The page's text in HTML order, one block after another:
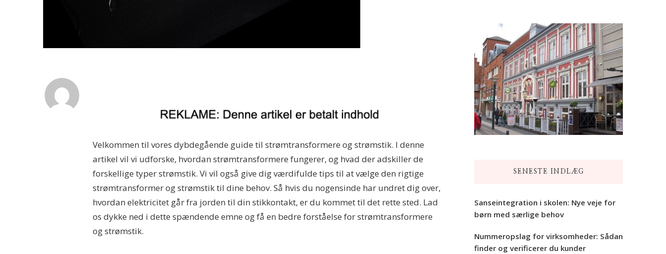
Velkommen til vores dybdegående guide til strømtransformere og strømstik. I denne
artikel vil vi udforske, hvordan strømtransformere fungerer, og hvad der adskiller de
forskellige typer strømstik. Vi vil også give dig værdifulde tips til at vælge den rigtige
strømtransformer og strømstik til dine behov. Så hvis du nogensinde har undret dig over,
hvordan elektricitet går fra jorden til din stikkontakt, er du kommet til det rette sted. Lad
os dykke ned i dette spændende emne og få en bedre forståelse for strømtransformere
og strømstik.
SENESTE INDLÆG
Sanseintegration i skolen: Nye veje for
børn med særlige behov
Nummeropslag for virksomheder: Sådan
finder og verificerer du kunder